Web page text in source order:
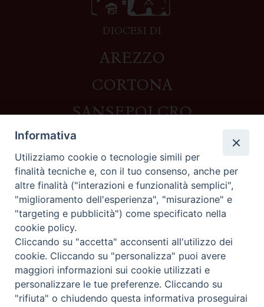
DIOCESI DI
AREZZO
CORTONA
SANSEPOLCRO
Contatti
Piazza del Duomo,1 - 52100 Arezzo
segreteria@diocesi.arezzo.it
Informativa privacy
Seguici su
Informativa
Utilizziamo cookie o tecnologie simili per
finalità tecniche e, con il tuo consenso, anche per
altre finalità ("interazioni e funzionalità semplici",
"miglioramento dell'esperienza", "misurazione" e
"targeting e pubblicità") come specificato nella
cookie policy.
Cliccando su "accetta" acconsenti all'utilizzo dei
cookie. Cliccando su "personalizza" puoi avere
maggiori informazioni sui cookie utilizzati e
personalizzare le tue preferenze. Cliccando su
"rifiuta" o chiudendo questa informativa proseguirai